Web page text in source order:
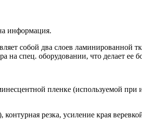
информация.
собой два слоев ламинированной
спец. оборудовании, что делает ее
пленке (используемой при
резка, усиление края